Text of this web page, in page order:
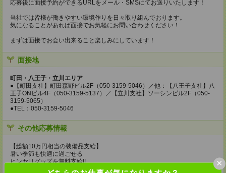
×
応募後に面接予約ができるURLをメール・SMSにてお送りいたします！
当社では皆様が働きやすい環境作りを日々取り組んでおります。
気になることがあれば面接でお気軽にお問い合わせください！
まずは面接でお会い出来ること楽しみにしています！
面接地
町田・八王子・立川エリア
●【町田支社】町田森野ビル2F（050-3159-5046）／他：【八王子支社】八
王子ONビル4F（050-3159-5137）／【立川支社】ソーシンビル2F（050-
3159-5065）
●TEL：050-3159-5046
その他応募情報
【総額10万円相当の装備品支給】
暑い季節も快適に過ごせる
ヒンヤリグッズを無料支給!!